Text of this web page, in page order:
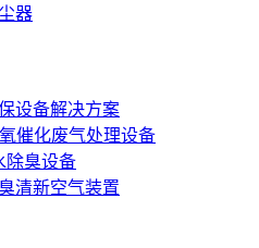
器
设备解决方案
催化废气处理设备
除臭设备
清新空气装置